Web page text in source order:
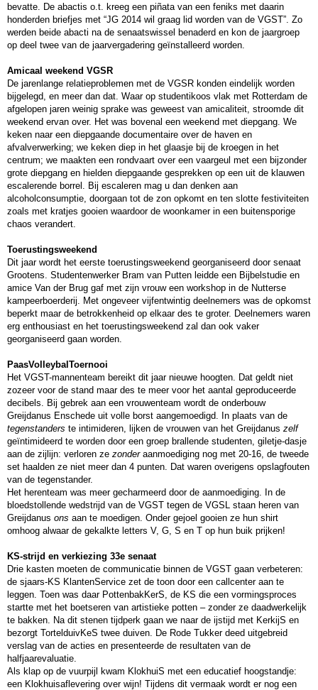
bevatte. De abactis o.t. kreeg een piñata van een feniks met daarin
honderden briefjes met “JG 2014 wil graag lid worden van de VGST”. Zo
werden beide abacti na de senaatswissel benaderd en kon de jaargroep
op deel twee van de jaarvergadering geïnstalleerd worden.
Amicaal weekend VGSR
De jarenlange relatieproblemen met de VGSR konden eindelijk worden
bijgelegd, en meer dan dat. Waar op studentikoos vlak met Rotterdam de
afgelopen jaren weinig sprake was geweest van amicaliteit, stroomde dit
weekend ervan over. Het was bovenal een weekend met diepgang. We
keken naar een diepgaande documentaire over de haven en
afvalverwerking; we keken diep in het glaasje bij de kroegen in het
centrum; we maakten een rondvaart over een vaargeul met een bijzonder
grote diepgang en hielden diepgaande gesprekken op een uit de klauwen
escalerende borrel. Bij escaleren mag u dan denken aan
alcoholconsumptie, doorgaan tot de zon opkomt en ten slotte festiviteiten
zoals met kratjes gooien waardoor de woonkamer in een buitensporige
chaos verandert.
Toerustingsweekend
Dit jaar wordt het eerste toerustingsweekend georganiseerd door senaat
Grootens. Studentenwerker Bram van Putten leidde een Bijbelstudie en
amice Van der Brug gaf met zijn vrouw een workshop in de Nutterse
kampeerboerderij. Met ongeveer vijfentwintig deelnemers was de opkomst
beperkt maar de betrokkenheid op elkaar des te groter. Deelnemers waren
erg enthousiast en het toerustingsweekend zal dan ook vaker
georganiseerd gaan worden.
PaasVolleybalToernooi
Het VGST-mannenteam bereikt dit jaar nieuwe hoogten. Dat geldt niet
zozeer voor de stand maar des te meer voor het aantal geproduceerde
decibels. Bij gebrek aan een vrouwenteam wordt de onderbouw
Greijdanus Enschede uit volle borst aangemoedigd. In plaats van de
tegenstanders te intimideren, lijken de vrouwen van het Greijdanus zelf
geïntimideerd te worden door een groep brallende studenten, giletje-dasje
aan de zijlijn: verloren ze zonderaanmoediging nog met 20-16, de tweede
set haalden ze niet meer dan 4 punten. Dat waren overigens opslagfouten
van de tegenstander.
Het herenteam was meer gecharmeerd door de aanmoediging. In de
bloedstollende wedstrijd van de VGST tegen de VGSL staan heren van
Greijdanus ons aan te moedigen. Onder gejoel gooien ze hun shirt
omhoog alwaar de gekalkte letters V, G, S en T op hun buik prijken!
KS-strijd en verkiezing 33e senaat
Drie kasten moeten de communicatie binnen de VGST gaan verbeteren:
de sjaars-KS KlantenService zet de toon door een callcenter aan te
leggen. Toen was daar PottenbakKerS, de KS die een vormingsproces
startte met het boetseren van artistieke potten – zonder ze daadwerkelijk
te bakken. Na dit stenen tijdperk gaan we naar de ijstijd met KerkijS en
bezorgt TortelduivKeS twee duiven. De Rode Tukker deed uitgebreid
verslag van de acties en presenteerde de resultaten van de
halfjaarevaluatie.
Als klap op de vuurpijl kwam KlokhuiS met een educatief hoogstandje:
een Klokhuisaflevering over wijn! Tijdens dit vermaak wordt er nog een